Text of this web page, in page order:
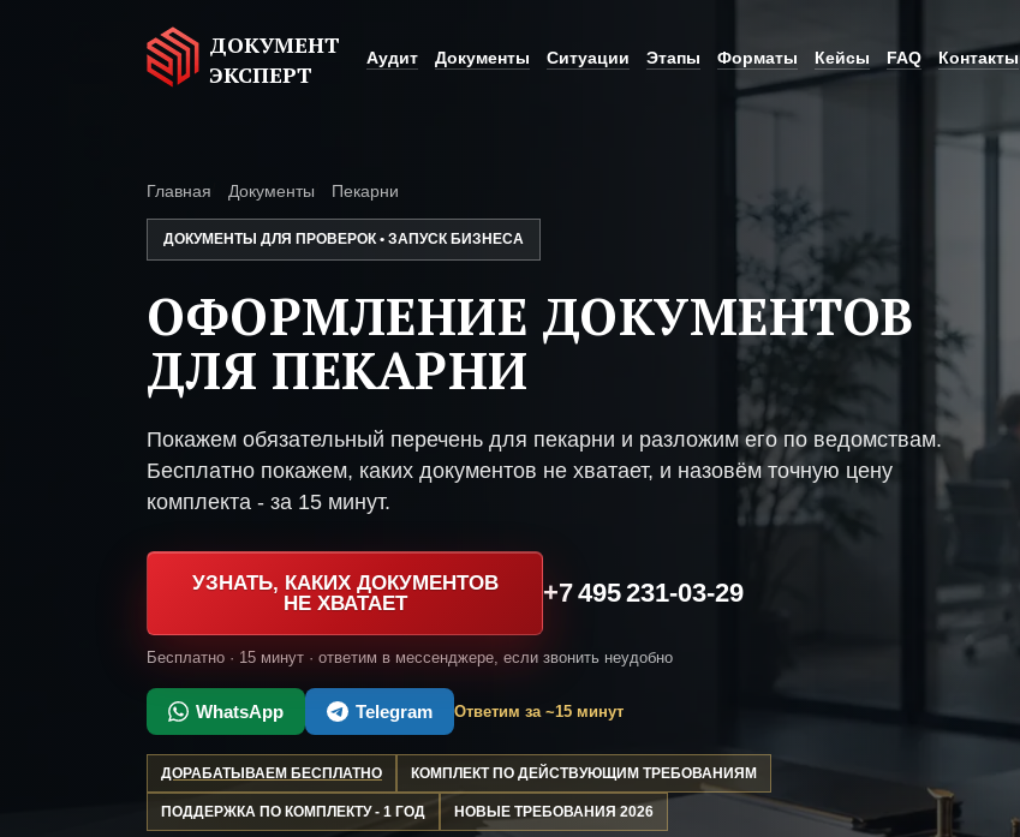
ДОКУМЕНТ
ЭКСПЕРТ
Аудит Документы Ситуации Этапы Форматы Кейсы FAQ Контакты
Главная Документы Пекарни
ДОКУМЕНТЫ ДЛЯ ПРОВЕРОК • ЗАПУСК БИЗНЕСА
ОФОРМЛЕНИЕ ДОКУМЕНТОВ
ДЛЯ ПЕКАРНИ
Покажем обязательный перечень для пекарни и разложим его по ведомствам.
Бесплатно покажем, каких документов не хватает, и назовём точную цену
комплекта - за 15 минут.
УЗНАТЬ, КАКИХ ДОКУМЕНТОВ
НЕ ХВАТАЕТ
+7 495 231-03-29
Бесплатно · 15 минут · ответим в мессенджере, если звонить неудобно
WhatsApp Telegram Ответим за ~15 минут
ДОРАБАТЫВАЕМ БЕСПЛАТНО КОМПЛЕКТ ПО ДЕЙСТВУЮЩИМ ТРЕБОВАНИЯМ
ПОДДЕРЖКА ПО КОМПЛЕКТУ - 1 ГОД НОВЫЕ ТРЕБОВАНИЯ 2026